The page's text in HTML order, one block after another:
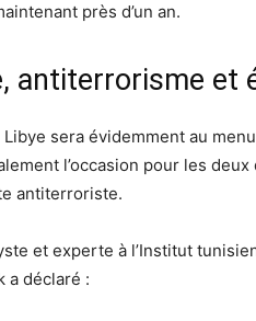
près d’un an.
antiterrorisme et
sera évidemment au
l’occasion pour les
antiterroriste.
et experte à l’Institut
a déclaré :